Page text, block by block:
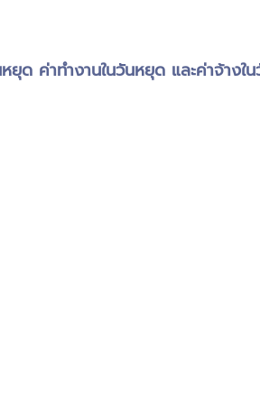
ยุด ค่าทำงานในวันหยุด และค่าจ้างใ